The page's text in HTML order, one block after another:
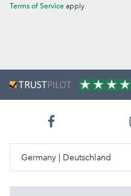
Terms of Service apply.
Germany | Deutschland